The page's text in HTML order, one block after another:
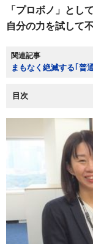
「プロボノ」とし
自分の力を試して
関連記事
まもなく絶滅する｢普
目次